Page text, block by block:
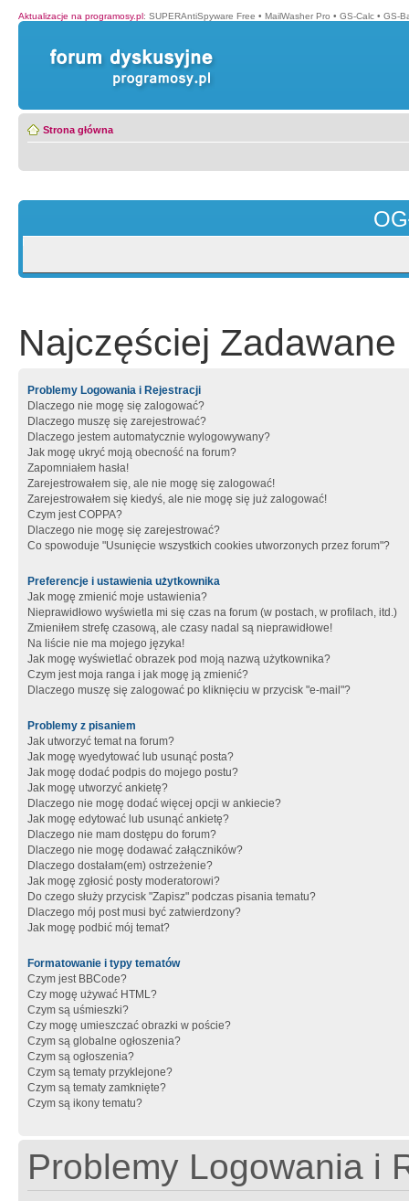
Aktualizacje na programosy.pl: SUPERAntiSpyware Free • MailWasher Pro • GS-Calc • GS-
Strona główna
Najczęściej Zadawane
Problemy Logowania i Rejestracji
Dlaczego nie mogę się zalogować?
Dlaczego muszę się zarejestrować?
Dlaczego jestem automatycznie wylogowywany?
Jak mogę ukryć moją obecność na forum?
Zapomniałem hasła!
Zarejestrowałem się, ale nie mogę się zalogować!
Zarejestrowałem się kiedyś, ale nie mogę się już zalogować!
Czym jest COPPA?
Dlaczego nie mogę się zarejestrować?
Co spowoduje "Usunięcie wszystkich cookies utworzonych przez forum"?
Preferencje i ustawienia użytkownika
Jak mogę zmienić moje ustawienia?
Nieprawidłowo wyświetla mi się czas na forum (w postach, w profilach, itd.)
Zmieniłem strefę czasową, ale czasy nadal są nieprawidłowe!
Na liście nie ma mojego języka!
Jak mogę wyświetlać obrazek pod moją nazwą użytkownika?
Czym jest moja ranga i jak mogę ją zmienić?
Dlaczego muszę się zalogować po kliknięciu w przycisk "e-mail"?
Problemy z pisaniem
Jak utworzyć temat na forum?
Jak mogę wyedytować lub usunąć posta?
Jak mogę dodać podpis do mojego postu?
Jak mogę utworzyć ankietę?
Dlaczego nie mogę dodać więcej opcji w ankiecie?
Jak mogę edytować lub usunąć ankietę?
Dlaczego nie mam dostępu do forum?
Dlaczego nie mogę dodawać załączników?
Dlaczego dostałam(em) ostrzeżenie?
Jak mogę zgłosić posty moderatorowi?
Do czego służy przycisk "Zapisz" podczas pisania tematu?
Dlaczego mój post musi być zatwierdzony?
Jak mogę podbić mój temat?
Formatowanie i typy tematów
Czym jest BBCode?
Czy mogę używać HTML?
Czym są uśmieszki?
Czy mogę umieszczać obrazki w poście?
Czym są globalne ogłoszenia?
Czym są ogłoszenia?
Czym są tematy przyklejone?
Czym są tematy zamknięte?
Czym są ikony tematu?
Problemy Logowania i